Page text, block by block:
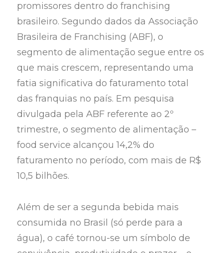
promissores dentro do franchising
brasileiro. Segundo dados da Associação
Brasileira de Franchising (ABF), o
segmento de alimentação segue entre os
que mais crescem, representando uma
fatia significativa do faturamento total
das franquias no país. Em pesquisa
divulgada pela ABF referente ao 2º
trimestre, o segmento de alimentação –
food service alcançou 14,2% do
faturamento no período, com mais de R$
10,5 bilhões.
Além de ser a segunda bebida mais
consumida no Brasil (só perde para a
água), o café tornou-se um símbolo de